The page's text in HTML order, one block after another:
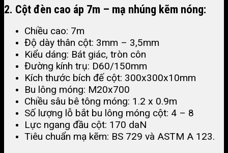
2. Cột đèn cao áp 7m – mạ nhúng kẽm nóng:
Chiều cao: 7m
Độ dày thân cột: 3mm – 3,5mm
Kiểu dáng: Bát giác, tròn côn
Đường kính trụ: D60/150mm
Kích thước bích đế cột: 300x300x10mm
Bu lông móng: M20x700
Chiều sâu bê tông móng: 1.2 x 0.9m
Số lượng lỗ bắt bu lông móng cột: 4 – 8
Lực ngang đầu cột: 170 daN
Tiêu chuẩn mạ kẽm: BS 729 và ASTM A 123.